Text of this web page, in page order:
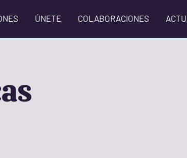
ÚNETE COLABORACIONES